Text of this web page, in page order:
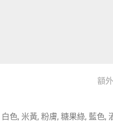
額
白色, 米黃, 粉膚, 糖果綠, 藍色,